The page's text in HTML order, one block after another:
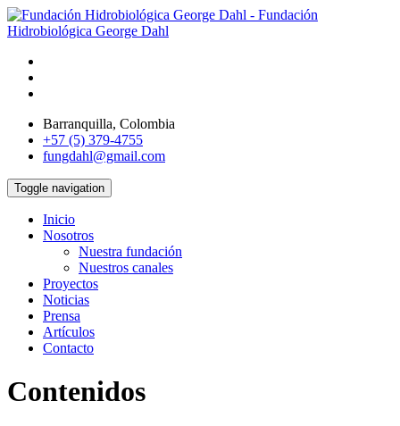
Barranquilla, Colombia
+57 (5) 379-4755
fungdahl@gmail.com
Toggle navigation
Inicio
Nosotros
Nuestra fundación
Nuestros canales
Proyectos
Noticias
Prensa
Artículos
Contacto
Contenidos